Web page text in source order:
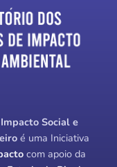
Social e
é uma Iniciativa
com apoio da